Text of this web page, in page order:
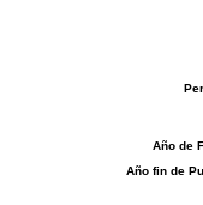
Año de
Año fin de